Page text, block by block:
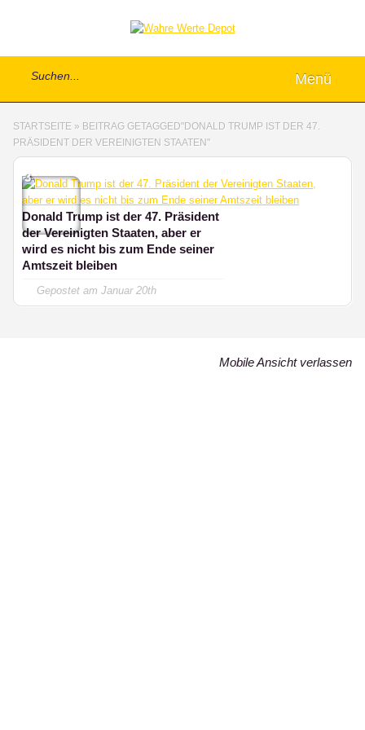
Menü
STARTSEITE » BEITRAG GETAGGED"DONALD TRUMP IST DER 47.
PRÄSIDENT DER VEREINIGTEN STAATEN"
3
Donald Trump ist der 47. Präsident
der Vereinigten Staaten, aber er
wird es nicht bis zum Ende seiner
Amtszeit bleiben
Gepostet am Januar 20th
Mobile Ansicht verlassen